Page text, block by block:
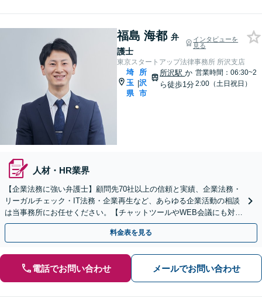
福島 海都 弁
護士
インタビューを
見る
東京スタートアップ法律事務所 所沢支店
埼
玉
県
|
所
沢
市
所沢駅か
ら徒歩1分
営業時間：06:30~2
2:00（土日祝日）
人材・HR業界
【企業法務に強い弁護士】顧問先70社以上の信頼と実績、企業法務・
リーガルチェック・IT法務・企業再生など、あらゆる企業活動の相談
は当事務所にお任せください。【チャットツールやWEB会議にも対
応】
料金表を見る
電話でお問い合わせ メールでお問い合わせ